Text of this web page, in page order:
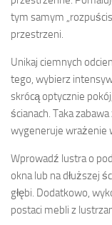
tym samym
przestrzeni.
Unikaj ciemnych
tego, wybierz
skrócą optycznie
ścianach. Taka
wygeneruje wrażenie
Wprowadź lustra o
okna lub na dłuższej
głębi. Dodatkowo,
postaci mebli z